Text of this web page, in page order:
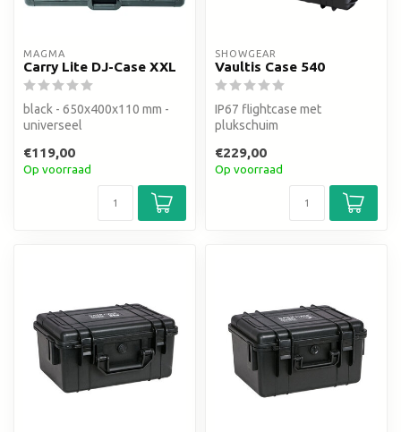
MAGMA
Carry Lite DJ-Case XXL
black - 650x400x110 mm -
universeel
€119,00
Op voorraad
SHOWGEAR
Vaultis Case 540
IP67 flightcase met
plukschuim
€229,00
Op voorraad